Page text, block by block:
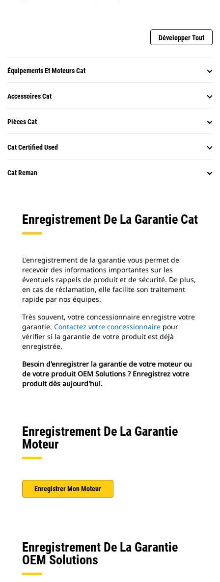
Développer Tout
Équipements Et Moteurs Cat
Accessoires Cat
Pièces Cat
Cat Certified Used
Cat Reman
Enregistrement De La Garantie Cat
L'enregistrement de la garantie vous permet de
recevoir des informations importantes sur les
éventuels rappels de produit et de sécurité. De plus,
en cas de réclamation, elle facilite son traitement
rapide par nos équipes.
Très souvent, votre concessionnaire enregistre votre
garantie. Contactez votre concessionnaire pour
vérifier si la garantie de votre produit est déjà
enregistrée.
Besoin d'enregistrer la garantie de votre moteur ou
de votre produit OEM Solutions ? Enregistrez votre
produit dès aujourd'hui.
Enregistrement De La Garantie
Moteur
Enregistrer Mon Moteur
Enregistrement De La Garantie
OEM Solutions